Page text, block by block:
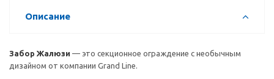
Описание
Забор Жалюзи — это секционное ограждение с необычным
дизайном от компании Grand Line.